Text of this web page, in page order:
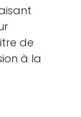
de
à la